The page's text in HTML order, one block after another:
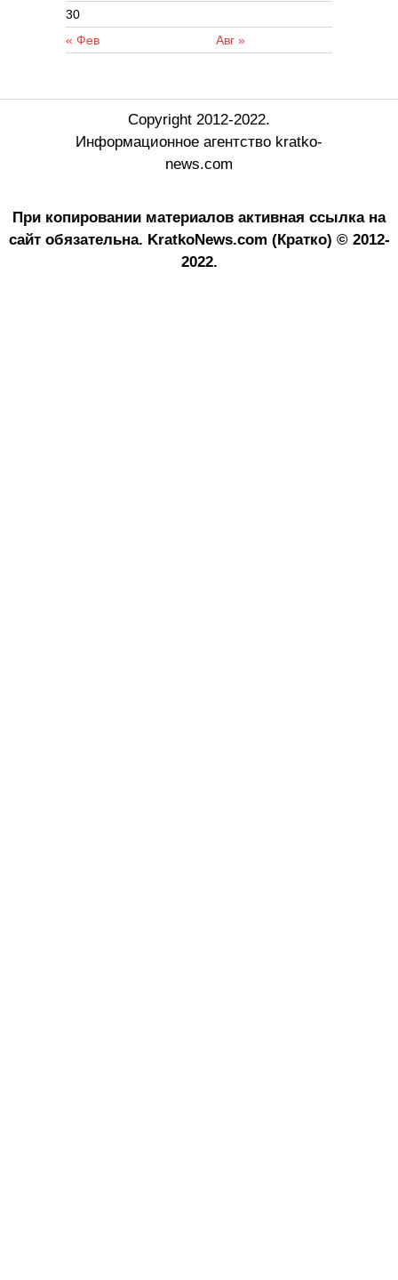
« Фев Авг »
30
Copyright 2012-2022.
Информационное агентство kratko-
news.com
При копировании материалов активная ссылка на
сайт обязательна. KratkoNews.com (Кратко) © 2012-
2022.